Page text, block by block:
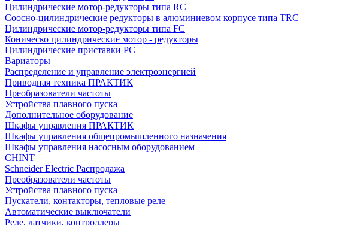
Цилиндрические мотор-редукторы типа RC
Соосно-цилиндрические редукторы в алюминиевом корпусе типа TRC
Цилиндрические мотор-редукторы типа FC
Коническо цилиндрические мотор - редукторы
Цилиндрические приставки PC
Вариаторы
Распределение и управление электроэнергией
Приводная техника ПРАКТИК
Преобразователи частоты
Устройства плавного пуска
Дополнительное оборудование
Шкафы управления ПРАКТИК
Шкафы управления общепромышленного назначения
Шкафы управления насосным оборудованием
CHINT
Schneider Electric Распродажа
Преобразователи частоты
Устройства плавного пуска
Пускатели, контакторы, тепловые реле
Автоматические выключатели
Реле, датчики, контроллеры